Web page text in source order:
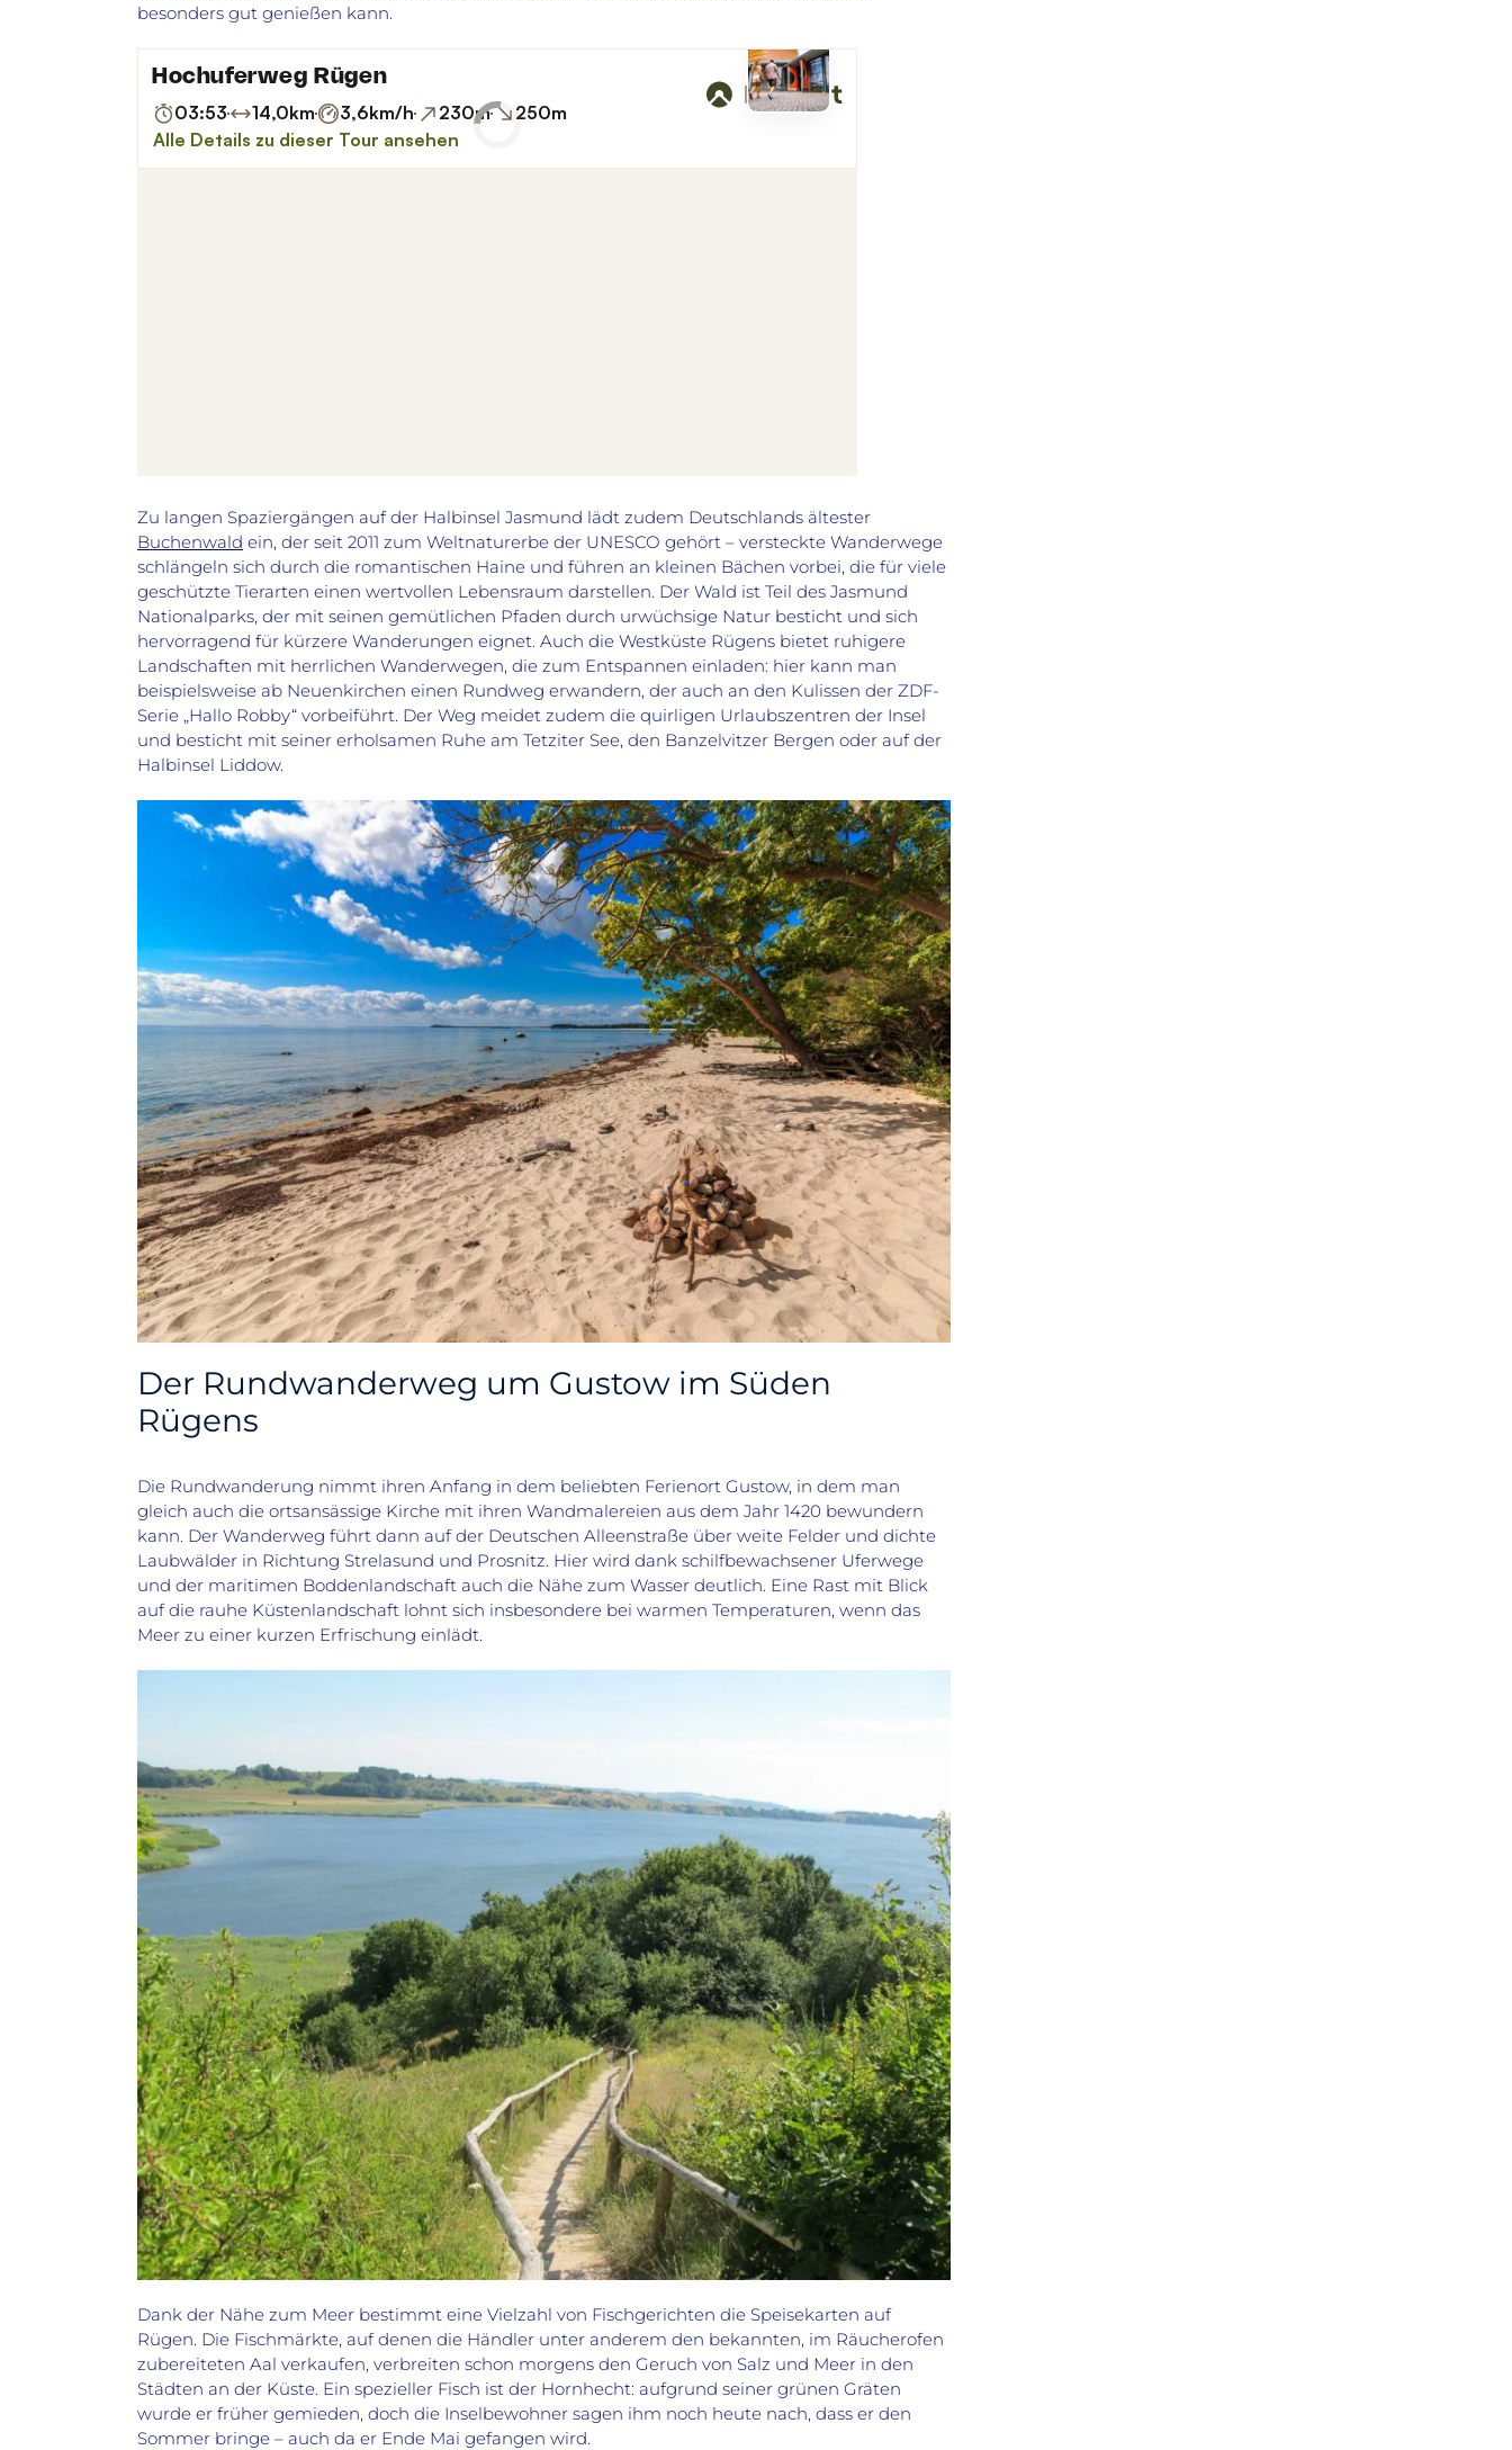
besonders gut genießen kann.
Zu langen Spaziergängen auf der Halbinsel Jasmund lädt zudem Deutschlands ältester
Buchenwald ein, der seit 2011 zum Weltnaturerbe der UNESCO gehört – versteckte Wanderwege
schlängeln sich durch die romantischen Haine und führen an kleinen Bächen vorbei, die für viele
geschützte Tierarten einen wertvollen Lebensraum darstellen. Der Wald ist Teil des Jasmund
Nationalparks, der mit seinen gemütlichen Pfaden durch urwüchsige Natur besticht und sich
hervorragend für kürzere Wanderungen eignet. Auch die Westküste Rügens bietet ruhigere
Landschaften mit herrlichen Wanderwegen, die zum Entspannen einladen: hier kann man
beispielsweise ab Neuenkirchen einen Rundweg erwandern, der auch an den Kulissen der ZDF-
Serie „Hallo Robby“ vorbeiführt. Der Weg meidet zudem die quirligen Urlaubszentren der Insel
und besticht mit seiner erholsamen Ruhe am Tetziter See, den Banzelvitzer Bergen oder auf der
Halbinsel Liddow.
Der Rundwanderweg um Gustow im Süden
Rügens
Die Rundwanderung nimmt ihren Anfang in dem beliebten Ferienort Gustow, in dem man
gleich auch die ortsansässige Kirche mit ihren Wandmalereien aus dem Jahr 1420 bewundern
kann. Der Wanderweg führt dann auf der Deutschen Alleenstraße über weite Felder und dichte
Laubwälder in Richtung Strelasund und Prosnitz. Hier wird dank schilfbewachsener Uferwege
und der maritimen Boddenlandschaft auch die Nähe zum Wasser deutlich. Eine Rast mit Blick
auf die rauhe Küstenlandschaft lohnt sich insbesondere bei warmen Temperaturen, wenn das
Meer zu einer kurzen Erfrischung einlädt.
Dank der Nähe zum Meer bestimmt eine Vielzahl von Fischgerichten die Speisekarten auf
Rügen. Die Fischmärkte, aufdenen die Händler unter anderem den bekannten, im Räucherofen
zubereiteten Aal verkaufen, verbreiten schon morgens den Geruch von Salz und Meer in den
Städten an der Küste. Ein spezieller Fisch ist der Hornhecht: aufgrund seiner grünen Gräten
wurde er früher gemieden, doch die Inselbewohner sagen ihm noch heute nach, dass er den
Sommer bringe – auch da er Ende Mai gefangen wird.